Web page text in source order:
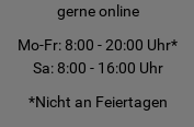
gerne online
Mo-Fr: 8:00 - 20:00 Uhr*
Sa: 8:00 - 16:00 Uhr
*Nicht an Feiertagen